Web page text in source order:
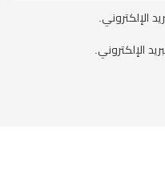
الإلكتروني.
الإلكتروني.